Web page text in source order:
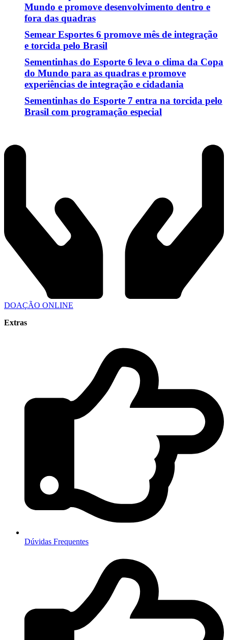
Mundo e promove desenvolvimento dentro e
fora das quadras
Semear Esportes 6 promove mês de integração
e torcida pelo Brasil
Sementinhas do Esporte 6 leva o clima da Copa
do Mundo para as quadras e promove
experiências de integração e cidadania
Sementinhas do Esporte 7 entra na torcida pelo
Brasil com programação especial
DOAÇÃO ONLINE
Extras
Dúvidas Frequentes